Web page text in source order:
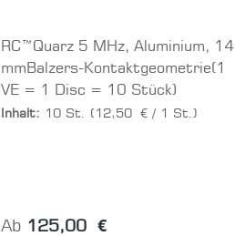
RC™Quarz 5 MHz, Aluminium, 14
mmBalzers-Kontaktgeometrie(1
VE = 1 Disc = 10 Stück)
Inhalt: 10 St. (12,50 € / 1 St.)
Regulärer Preis:
Ab 125,00 €